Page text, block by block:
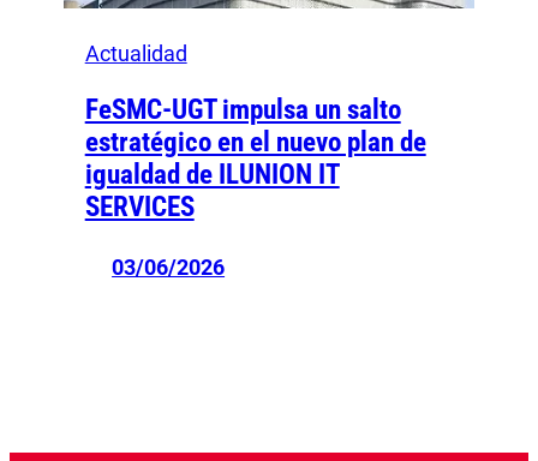
Actualidad
FeSMC-UGT impulsa un salto
estratégico en el nuevo plan de
igualdad de ILUNION IT
SERVICES
03/06/2026